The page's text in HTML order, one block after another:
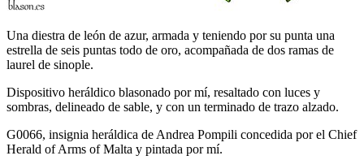
Una diestra de león de azur, armada y teniendo por su punta una
estrella de seis puntas todo de oro, acompañada de dos ramas de
laurel de sinople.
Dispositivo heráldico blasonado por mí, resaltado con luces y
sombras, delineado de sable, y con un terminado de trazo alzado.
G0066, insignia heráldica de Andrea Pompili concedida por el Chief
Herald of Arms of Malta y pintada por mí.